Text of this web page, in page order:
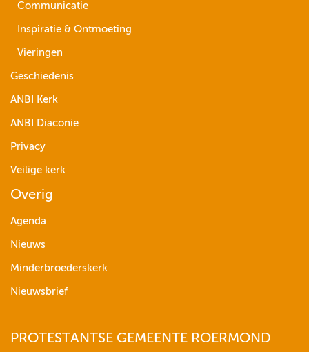
Communicatie
Inspiratie & Ontmoeting
Vieringen
Geschiedenis
ANBI Kerk
ANBI Diaconie
Privacy
Veilige kerk
Overig
Agenda
Nieuws
Minderbroederskerk
Nieuwsbrief
PROTESTANTSE GEMEENTE ROERMOND